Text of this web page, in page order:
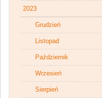
2023
Grudzień
Listopad
Październik
Wrzesień
Sierpień